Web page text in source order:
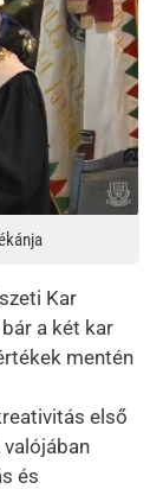
Kar
a két kar
mentén
első
és